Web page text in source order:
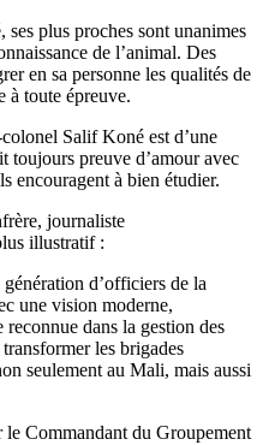
ses plus proches sont unanimes
de l’animal. Des
en sa personne les qualités de
à toute épreuve.
Salif Koné est d’une
toujours preuve d’amour avec
encouragent à bien étudier.
journaliste
illustratif :
d’officiers de la
une vision moderne,
reconnue dans la gestion des
les brigades
seulement au Mali, mais aussi
Commandant du Groupement